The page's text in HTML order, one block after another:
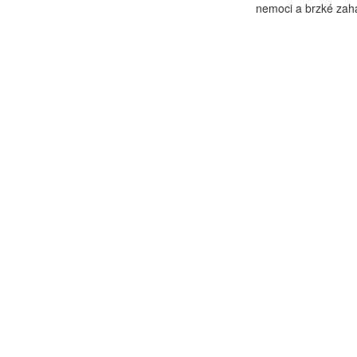
nemoci a brzké